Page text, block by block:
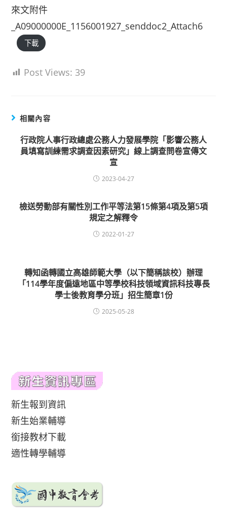
來文附件
_A09000000E_1156001927_senddoc2_Attach6
下載
Post Views: 39
相關內容
行政院人事行政總處公務人力發展學院「影響公務人
員填寫訓練需求調查因素研究」線上調查問卷宣傳文
宣
2023-04-27
檢送勞動部有關性別工作平等法第15條第4項及第5項
規定之解釋令
2022-01-27
轉知函轉國立高雄師範大學（以下簡稱該校）辦理
「114學年度偏遠地區中等學校科技領域資訊科技專長
學士後教育學分班」招生簡章1份
2025-05-28
新生報到資訊
新生始業輔導
銜接教材下載
適性轉學輔導